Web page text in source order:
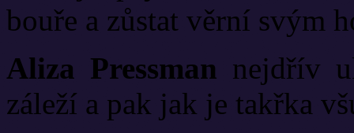
bouře a zůstat věrní svým
Aliza Pressman nejdřív
záleží a pak jak je takřka